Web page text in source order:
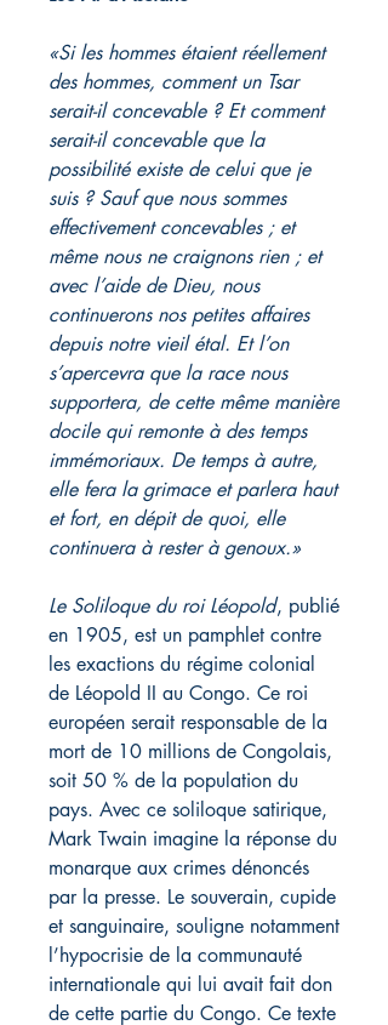
«Si les hommes étaient réellement
des hommes, comment un Tsar
serait-il concevable ? Et comment
serait-il concevable que la
possibilité existe de celui que je
suis ? Sauf que nous sommes
effectivement concevables ; et
même nous ne craignons rien ; et
avec l’aide de Dieu, nous
continuerons nos petites affaires
depuis notre vieil étal. Et l’on
s’apercevra que la race nous
supportera, de cette même manière
docile qui remonte à des temps
immémoriaux. De temps à autre,
elle fera la grimace et parlera haut
et fort, en dépit de quoi, elle
continuera à rester à genoux.»
Le Soliloque du roi Léopold, publié
en 1905, est un pamphlet contre
les exactions du régime colonial
de Léopold II au Congo. Ce roi
européen serait responsable de la
mort de 10 millions de Congolais,
soit 50 % de la population du
pays. Avec ce soliloque satirique,
Mark Twain imagine la réponse du
monarque aux crimes dénoncés
par la presse. Le souverain, cupide
et sanguinaire, souligne notamment
l’hypocrisie de la communauté
internationale qui lui avait fait don
de cette partie du Congo. Ce texte